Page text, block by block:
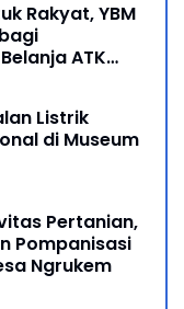
Rakyat, YBM
ATK
Listrik
di Museum
Pertanian,
Pompanisasi
Ngrukem